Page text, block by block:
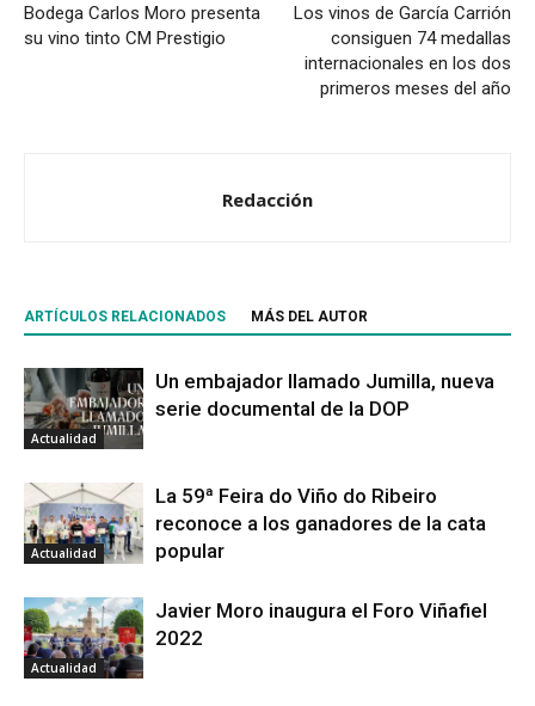
Bodega Carlos Moro presenta
su vino tinto CM Prestigio
Los vinos de García Carrión
consiguen 74 medallas
internacionales en los dos
primeros meses del año
Redacción
ARTÍCULOS RELACIONADOS MÁS DEL AUTOR
Actualidad
Un embajador llamado Jumilla, nueva
serie documental de la DOP
Actualidad
La 59ª Feira do Viño do Ribeiro
reconoce a los ganadores de la cata
popular
Actualidad
Javier Moro inaugura el Foro Viñafiel
2022